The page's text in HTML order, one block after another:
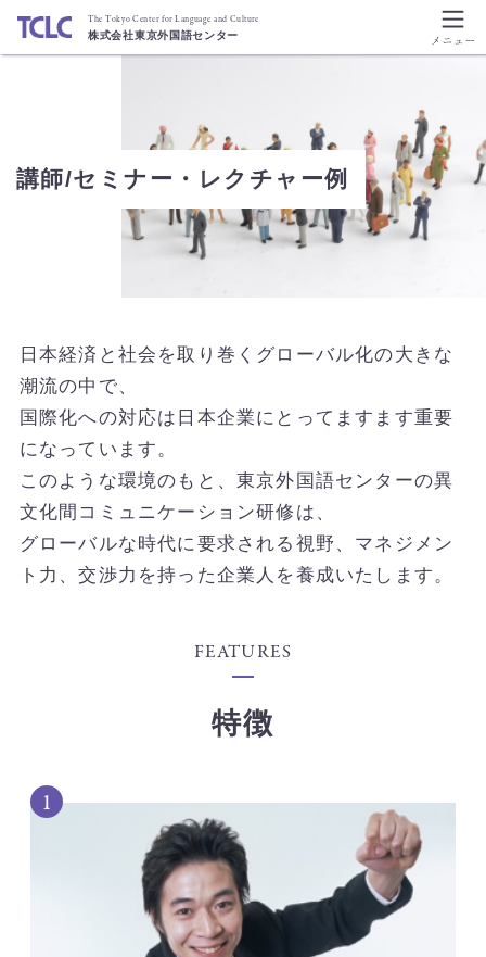
The Tokyo Center for Language and Culture
株式会社東京外国語センター
講師/セミナー・レクチャー例
日本経済と社会を取り巻くグローバル化の大きな
潮流の中で、
国際化への対応は日本企業にとってますます重要
になっています。
このような環境のもと、東京外国語センターの異
文化間コミュニケーション研修は、
グローバルな時代に要求される視野、マネジメン
ト力、交渉力を持った企業人を養成いたします。
FEATURES
特徴
1